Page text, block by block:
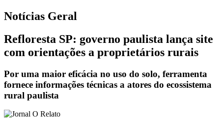
Notícias Geral
Refloresta SP: governo paulista lança site
com orientações a proprietários rurais
Por uma maior eficácia no uso do solo, ferramenta
fornece informações técnicas a atores do ecossistema
rural paulista